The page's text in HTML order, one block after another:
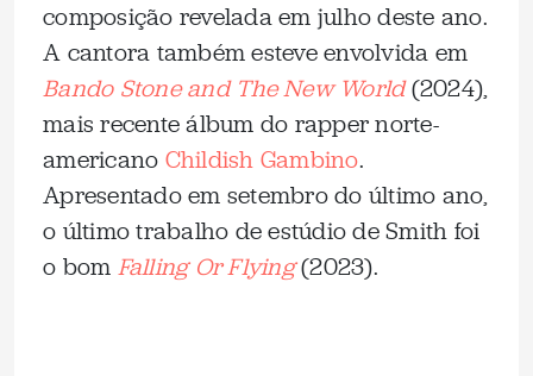
composição revelada em julho deste ano.
A cantora também esteve envolvida em
Bando Stone and The New World(2024),
mais recente álbum do rapper norte-
americano Childish Gambino.
Apresentado em setembro do último ano,
o último trabalho de estúdio de Smith foi
o bom Falling Or Flying(2023).